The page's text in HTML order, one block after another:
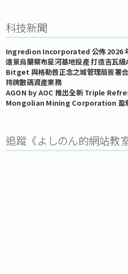
科技新聞
Ingredion Incorporated 公佈 2026
遠景烏蘭察布星河基地投產 打造吉瓦
Bitget 與格勒普正念之城管理局簽署
持牌數碼資產業務
AGON by AOC 推出全新 Triple
Mongolian Mining Corporation 盈
追蹤《よしのん的網站教